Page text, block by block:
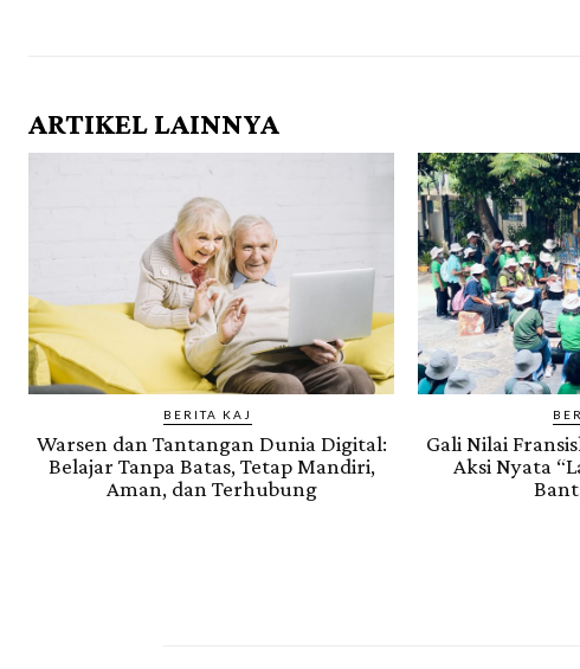
ARTIKEL LAINNYA
BERITA KAJ
Warsen dan Tantangan Dunia Digital:
Belajar Tanpa Batas, Tetap Mandiri,
Aman, dan Terhubung
Gali Nilai
Aksi Nyata